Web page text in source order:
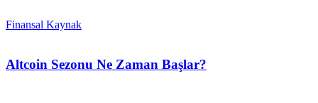
Finansal Kaynak
Altcoin Sezonu Ne Zaman Başlar?